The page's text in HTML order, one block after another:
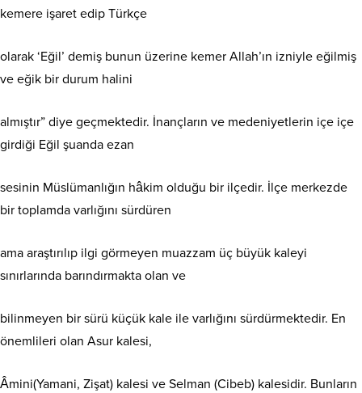
kemere işaret edip Türkçe
olarak ‘Eğil’ demiş bunun üzerine kemer Allah’ın izniyle eğilmiş
ve eğik bir durum halini
almıştır” diye geçmektedir. İnançların ve medeniyetlerin içe içe
girdiği Eğil şuanda ezan
sesinin Müslümanlığın hâkim olduğu bir ilçedir. İlçe merkezde
bir toplamda varlığını sürdüren
ama araştırılıp ilgi görmeyen muazzam üç büyük kaleyi
sınırlarında barındırmakta olan ve
bilinmeyen bir sürü küçük kale ile varlığını sürdürmektedir. En
önemlileri olan Asur kalesi,
Âmini(Yamani, Zişat) kalesi ve Selman (Cibeb) kalesidir. Bunların